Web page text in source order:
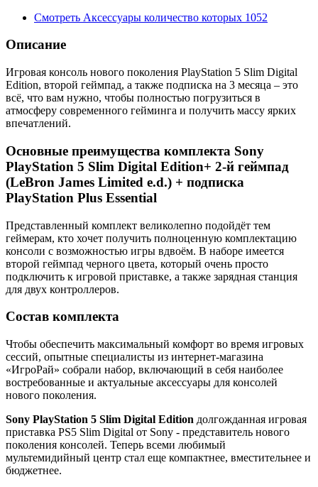
Смотреть Аксессуары количество которых 1052
Описание
Игровая консоль нового поколения PlayStation 5 Slim Digital
Edition, второй геймпад, а также подписка на 3 месяца – это
всё, что вам нужно, чтобы полностью погрузиться в
атмосферу современного гейминга и получить массу ярких
впечатлений.
Основные преимущества комплекта Sony
PlayStation 5 Slim Digital Edition+ 2-й геймпад
(LeBron James Limited e.d.) + подписка
PlayStation Plus Essential
Представленный комплект великолепно подойдёт тем
геймерам, кто хочет получить полноценную комплектацию
консоли с возможностью игры вдвоём. В наборе имеется
второй геймпад черного цвета, который очень просто
подключить к игровой приставке, а также зарядная станция
для двух контроллеров.
Состав комплекта
Чтобы обеспечить максимальный комфорт во время игровых
сессий, опытные специалисты из интернет-магазина
«ИгроРай» собрали набор, включающий в себя наиболее
востребованные и актуальные аксессуары для консолей
нового поколения.
Sony PlayStation 5 Slim Digital Edition долгожданная игровая
приставка PS5 Slim Digital от Sony - представитель нового
поколения консолей. Теперь всеми любимый
мультемидийный центр стал еще компактнее, вместительнее и
бюджетнее.